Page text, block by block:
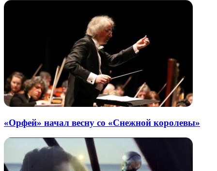
«Орфей» начал весну со «Снежной королевы»